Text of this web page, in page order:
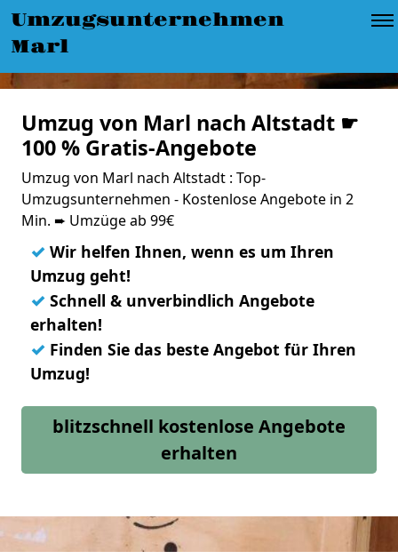
Umzugsunternehmen
Marl
Umzug von Marl nach Altstadt ☛
100 % Gratis-Angebote
Umzug von Marl nach Altstadt : Top-
Umzugsunternehmen - Kostenlose Angebote in 2
Min. ➨ Umzüge ab 99€
✓ Wir helfen Ihnen, wenn es um Ihren
Umzug geht!
✓ Schnell & unverbindlich Angebote
erhalten!
✓ Finden Sie das beste Angebot für Ihren
Umzug!
blitzschnell kostenlose Angebote
erhalten